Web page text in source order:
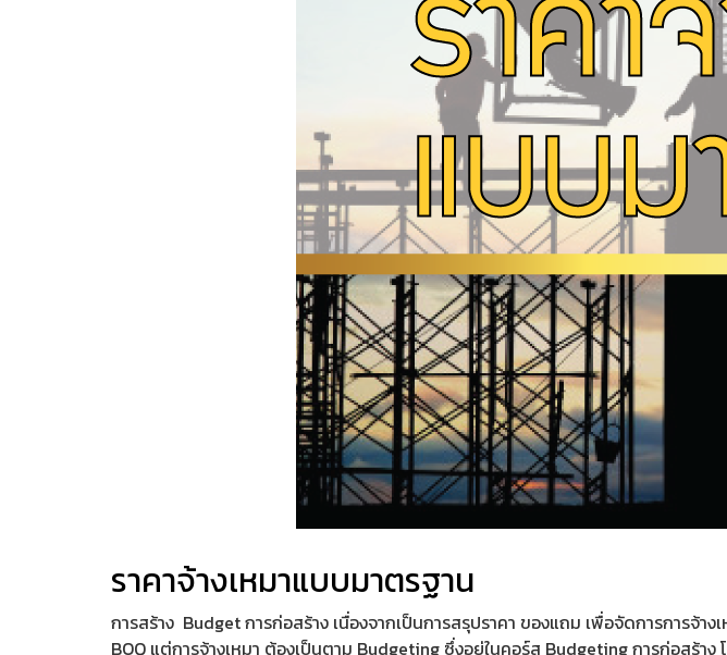
ราคาจ้างเหมาแบบมาตรฐาน
การสร้าง Budget การก่อสร้าง เนื่องจากเป็นการสรุปราคา ของแถม เพื่อจัดการการจ้
BOQ แต่การจ้างเหมา ต้องเป็นตาม Budgeting ซึ่งอยู่ในคอร์ส Budgeting การก่อสร้าง